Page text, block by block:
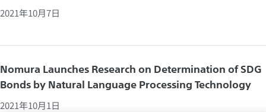
2021年10月7日
Nomura Launches Research on Determination of SDG
Bonds by Natural Language Processing Technology
2021年10月1日